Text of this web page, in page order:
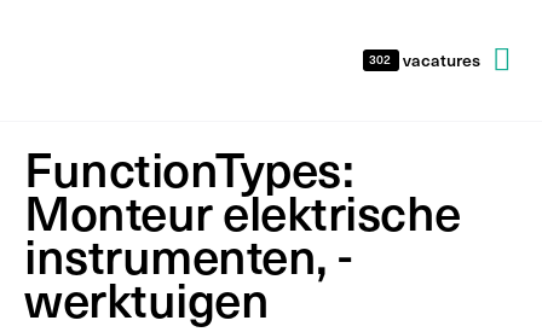
302 vacatures
FunctionTypes:
Monteur elektrische
instrumenten, -
werktuigen